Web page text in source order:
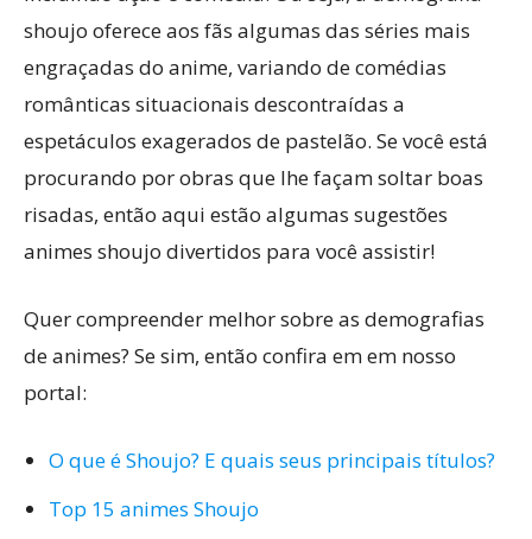
shoujo oferece aos fãs algumas das séries mais
engraçadas do anime, variando de comédias
românticas situacionais descontraídas a
espetáculos exagerados de pastelão. Se você está
procurando por obras que lhe façam soltar boas
risadas, então aqui estão algumas sugestões
animes shoujo divertidos para você assistir!
Quer compreender melhor sobre as demografias
de animes? Se sim, então confira em em nosso
portal:
O que é Shoujo? E quais seus principais títulos?
Top 15 animes Shoujo